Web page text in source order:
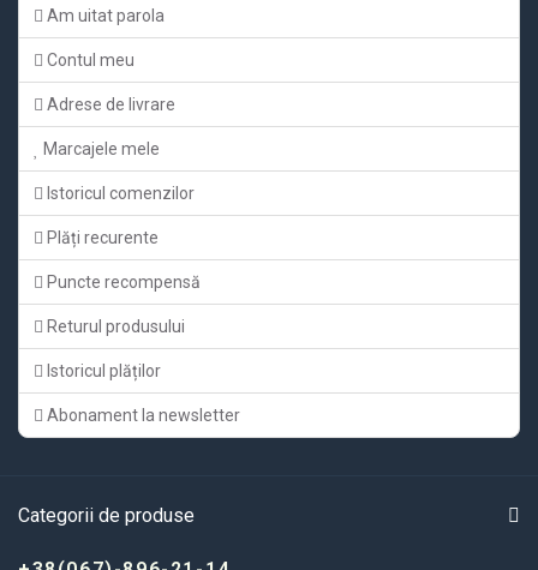
Am uitat parola
Contul meu
Adrese de livrare
Marcajele mele
Istoricul comenzilor
Plăți recurente
Puncte recompensă
Returul produsului
Istoricul plăților
Abonament la newsletter
Categorii de produse